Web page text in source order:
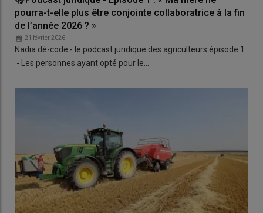
pourra-t-elle plus être conjointe collaboratrice à la fin
de l’année 2026 ? »
21 février 2026
Nadia dé-code - le podcast juridique des agriculteurs épisode 1
- Les personnes ayant opté pour le…